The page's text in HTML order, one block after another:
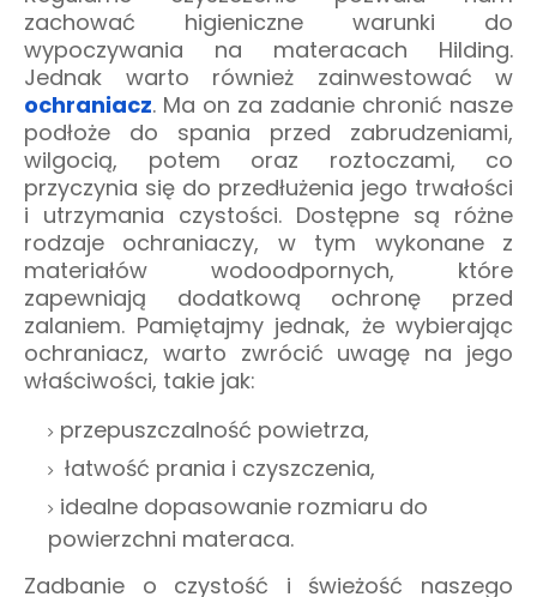
zachować higieniczne warunki do
wypoczywania na materacach Hilding.
Jednak warto również zainwestować w
ochraniacz. Ma on za zadanie chronić nasze
podłoże do spania przed zabrudzeniami,
wilgocią, potem oraz roztoczami, co
przyczynia się do przedłużenia jego trwałości
i utrzymania czystości. Dostępne są różne
rodzaje ochraniaczy, w tym wykonane z
materiałów wodoodpornych, które
zapewniają dodatkową ochronę przed
zalaniem. Pamiętajmy jednak, że wybierając
ochraniacz, warto zwrócić uwagę na jego
właściwości, takie jak:
przepuszczalność powietrza,
łatwość prania i czyszczenia,
idealne dopasowanie rozmiaru do
powierzchni materaca.
Zadbanie o czystość i świeżość naszego